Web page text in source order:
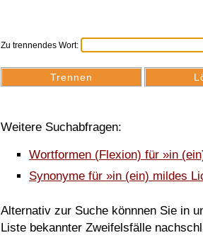
Zu trennendes Wort:
Weitere Suchabfragen:
Wortformen (Flexion) für »in
Synonyme für »in (ein) mildes
Alternativ zur Suche könnnen Sie in
Liste bekannter Zweifelsfälle